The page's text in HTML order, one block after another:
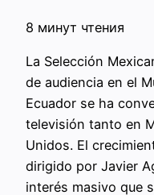
8 минут чтения
La Selección
de audiencia en el
Ecuador se ha
televisión tanto en
Unidos. El
dirigido por Javier
interés masivo que